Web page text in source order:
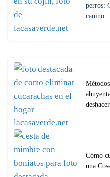
perros:
canino
Cómo
una